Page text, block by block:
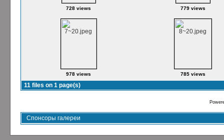
728 views 779 views
978 views 785 views
11 files on 1 page(s)
Спонсоры галереи